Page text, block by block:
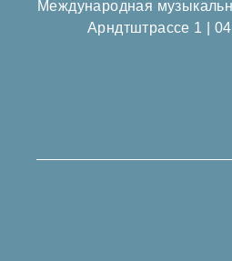
Международная
Арндтштрассе 1 |